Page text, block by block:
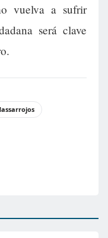
vuelva a sufrir
será clave